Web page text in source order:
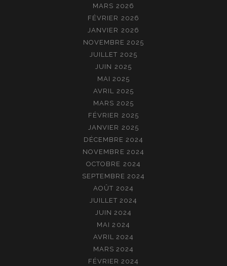
MARS 2026
FÉVRIER 2026
JANVIER 2026
NOVEMBRE 2025
JUILLET 2025
JUIN 2025
MAI 2025
AVRIL 2025
MARS 2025
FÉVRIER 2025
JANVIER 2025
DÉCEMBRE 2024
NOVEMBRE 2024
OCTOBRE 2024
SEPTEMBRE 2024
AOÛT 2024
JUILLET 2024
JUIN 2024
MAI 2024
AVRIL 2024
MARS 2024
FÉVRIER 2024